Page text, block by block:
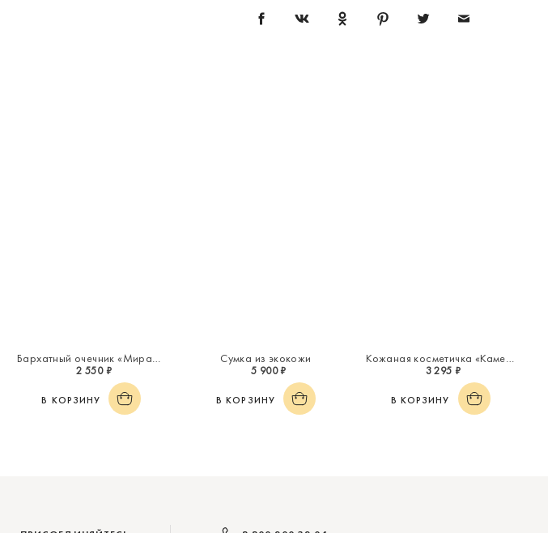
Бархатный очечник «Миражи»
2 550 ₽
В КОРЗИНУ
Сумка из экокожи
5 900 ₽
В КОРЗИНУ
Кожаная косметичка «Каменный цветок»
3 295 ₽
В КОРЗИНУ